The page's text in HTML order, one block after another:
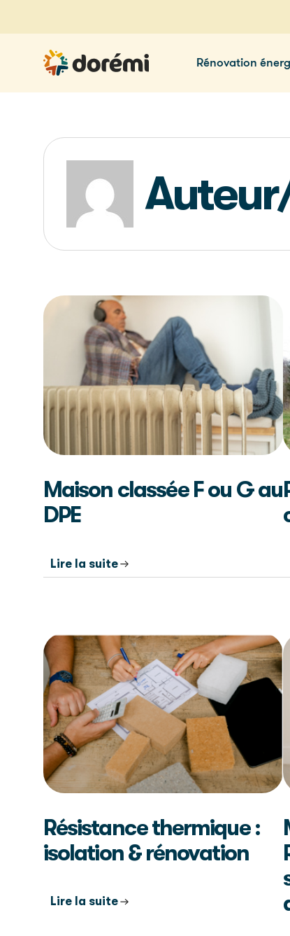
Rénovation
Maison classée F ou G au
DPE
Lire la suite
Résistance thermique :
isolation & rénovation
Lire la suite